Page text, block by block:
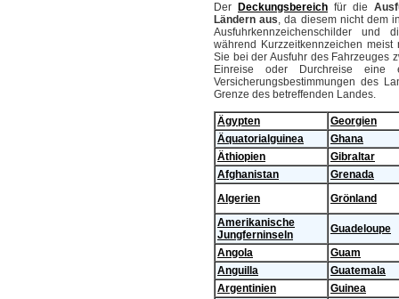
Der Deckungsbereich für die
Ländern aus, da diesem nicht dem
Ausfuhrkennzeichenschilder und
während Kurzzeitkennzeichen
Sie bei der Ausfuhr des Fahrzeuges
Einreise oder Durchreise eine
Versicherungsbestimmungen des
Grenze des betreffenden Landes.
Ägypten
Georgien
Äquatorialguinea
Ghana
Äthiopien
Gibraltar
Afghanistan
Grenada
Algerien
Grönland
Amerikanische
Jungferninseln
Guadeloupe
Angola
Guam
Anguilla
Guatemala
Argentinien
Guinea